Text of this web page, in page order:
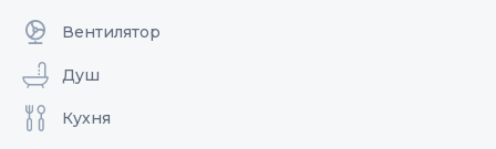
Вентилятор
Душ
Кухня